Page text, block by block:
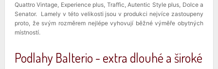
Quattro Vintage, Experience plus, Traffic, Autentic Style plus, Dolce a
Senator. Lamely v této velikosti jsou v produkci nejvíce zastoupeny
proto, že svým rozměrem nejlépe vyhovují běžné výměře obytných
místností.
Podlahy Balterio - extra dlouhé a široké